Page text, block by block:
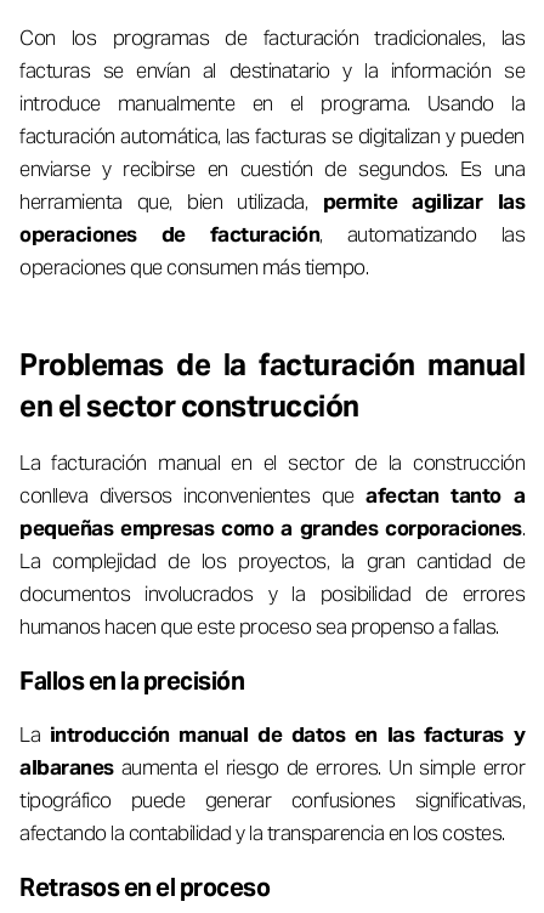
Con los programas de facturación tradicionales, las
facturas se envían al destinatario y la información se
introduce manualmente en el programa. Usando la
facturación automática, las facturas se digitalizan y pueden
enviarse y recibirse en cuestión de segundos. Es una
herramienta que, bien utilizada, permite agilizar las
operaciones de facturación, automatizando las
operaciones que consumen más tiempo.
Problemas de la facturación manual
en el sector construcción
La facturación manual en el sector de la construcción
conlleva diversos inconvenientes queafectan tanto a
pequeñas empresas como a grandes corporaciones.
La complejidad de los proyectos, la gran cantidad de
documentos involucrados y la posibilidad de errores
humanos hacen que este proceso sea propenso a fallas.
Fallos en la precisión
La introducción manual de datos en las facturas y
albaranes aumenta el riesgo de errores. Un simple error
tipográfico puede generar confusiones significativas,
afectando la contabilidad y la transparencia en los costes.
Retrasos en el proceso